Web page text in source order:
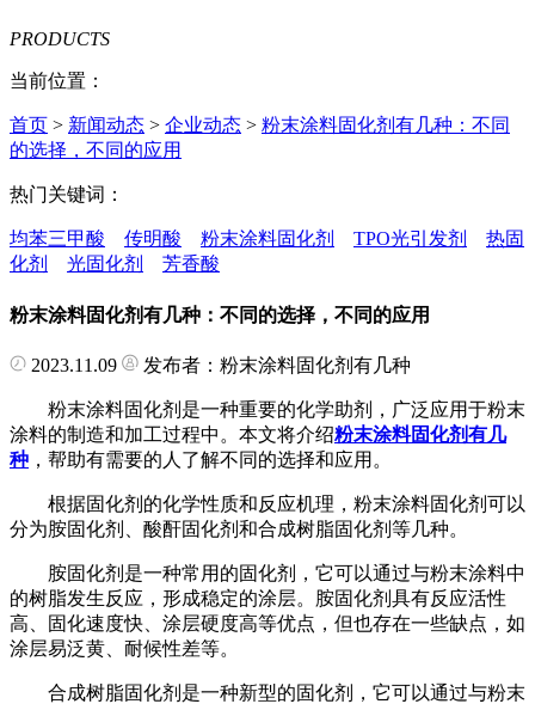
PRODUCTS
当前位置：
首页 > 新闻动态 > 企业动态 > 粉末涂料固化剂有几种：不同
的选择，不同的应用
热门关键词：
均苯三甲酸 传明酸 粉末涂料固化剂 TPO光引发剂
热固
化剂
光固化剂 芳香酸
粉末涂料固化剂有几种：不同的选择，不同的应用
2023.11.09 发布者：粉末涂料固化剂有几种
粉末涂料固化剂是一种重要的化学助剂，广泛应用于粉末
涂料的制造和加工过程中。本文将介绍粉末涂料固化剂有几
种 ，帮助有需要的人了解不同的选择和应用。
根据固化剂的化学性质和反应机理，粉末涂料固化剂可以
分为胺固化剂、酸酐固化剂和合成树脂固化剂等几种。
胺固化剂是一种常用的固化剂，它可以通过与粉末涂料中
的树脂发生反应，形成稳定的涂层。胺固化剂具有反应活性
高、固化速度快、涂层硬度高等优点，但也存在一些缺点，如
涂层易泛黄、耐候性差等。
合成树脂固化剂是一种新型的固化剂，它可以通过与粉末